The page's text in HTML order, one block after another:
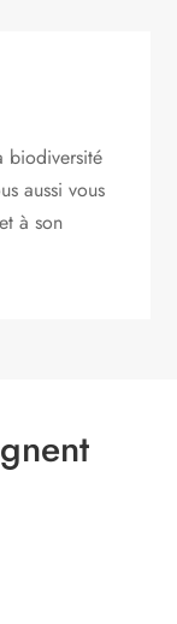
biodiversité
aussi vous
à son